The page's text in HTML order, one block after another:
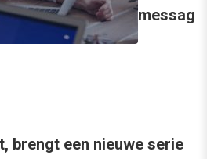
messag
brengt een nieuwe serie